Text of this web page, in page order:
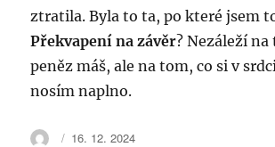
ztratila. Byla to ta, po které jsem
Překvapení na závěr? Nezáleží
peněz máš, ale na tom, co si v
nosím naplno.
Autor:Publikováno:
16. 12. 2024